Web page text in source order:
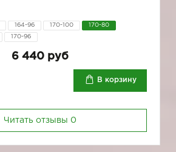
164-96 170-100 170-80
170-96
6 440 руб
В корзину
Читать отзывы 0